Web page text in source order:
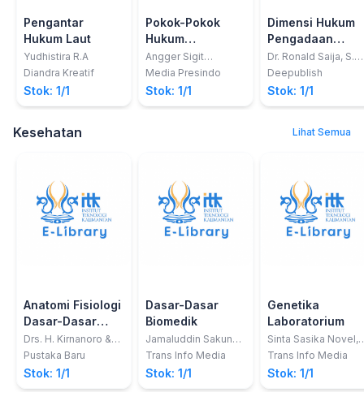
Pengantar
Hukum Laut
Yudhistira R.A
Diandra Kreatif
Stok: 1/1
Pokok-Pokok
Hukum
Perpajakan
Angger Sigit
Pramukti, S.H. &
S.H.
Media Presindo
Stok: 1/1
Dimensi Hukum
Pengadaan
Barang/Jasa
Dr. Ronald Saija,
M.H.
Deepublish
Stok: 1/1
Kesehatan Lihat Semua
Anatomi Fisiologi
Dasar-Dasar
Anatomi Fisiologi
Drs. H. Kirnanoro &
Ns. Maryana
Pustaka Baru
Stok: 1/1
Dasar-Dasar
Biomedik
Jamaluddin Sakung,
S.Pd., M.Kes
Trans Info Media
Stok: 1/1
Genetika
Laboratorium
Sinta Sasika Novel,
S.Si; Dr. (Eng) Sukma
Dra. Supartini Syarif,
MS
Trans Info Media
Stok: 1/1